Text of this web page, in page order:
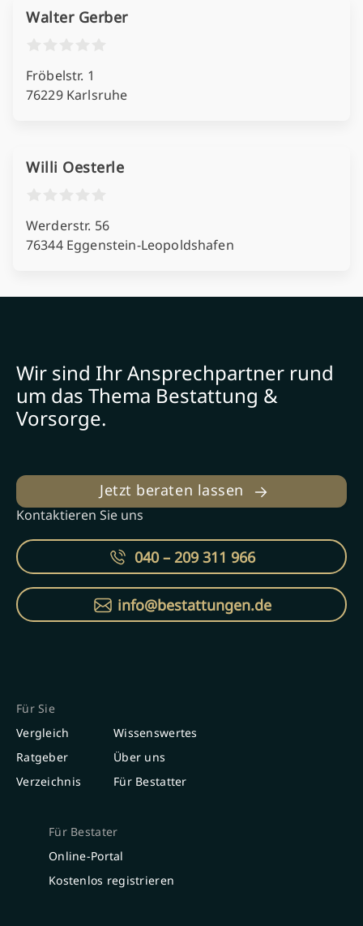
Walter Gerber
Fröbelstr. 1
76229 Karlsruhe
Willi Oesterle
Werderstr. 56
76344 Eggenstein-Leopoldshafen
Wir sind Ihr Ansprechpartner rund
um das Thema Bestattung &
Vorsorge.
Jetzt beraten lassen
Kontaktieren Sie uns
040 – 209 311 966
info@bestattungen.de
Für Sie
Vergleich
Ratgeber
Verzeichnis
Wissenswertes
Über uns
Für Bestatter
Für Bestater
Online-Portal
Kostenlos registrieren